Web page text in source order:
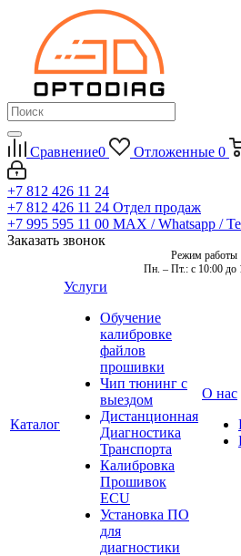
Сравнение0 Отложенные 0
+7 812 426 11 24
+7 812 426 11 24 Отдел продаж
+7 995 595 11 00 MAX / Whatsapp /
Заказать звонок
Режим работы
Пн. – Пт.: с 10:00 до
Каталог
Услуги
Обучение
калибровке
файлов
прошивки
Чип тюнинг с
выездом
Дистанционная
Диагностика
Транспорта
Калибровка
Прошивок
ECU
Установка ПО
для
диагностики
О нас